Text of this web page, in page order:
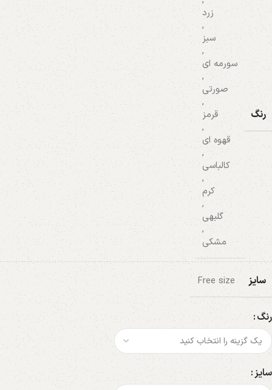
رنگ
زرد
,
سبز
,
سورمه ای
,
صورتی
,
قرمز
,
قهوه ای
,
کالباسی
,
کرم
,
گلبهی
,
مشکی
سایز Free size
رنگ
سایز